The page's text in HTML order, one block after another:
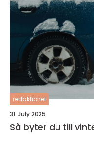
redaktionel
31. July 2025
Så byter du till